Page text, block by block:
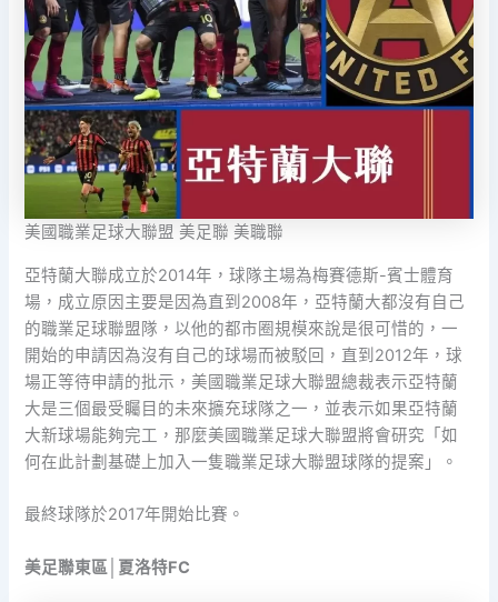
美國職業足球大聯盟 美足聯 美職聯
亞特蘭大聯成立於2014年，球隊主場為梅賽德斯-賓士體育
場，成立原因主要是因為直到2008年，亞特蘭大都沒有自己
的職業足球聯盟隊，以他的都市圈規模來說是很可惜的，一
開始的申請因為沒有自己的球場而被駁回，直到2012年，球
場正等待申請的批示，美國職業足球大聯盟總裁表示亞特蘭
大是三個最受矚目的未來擴充球隊之一，並表示如果亞特蘭
大新球場能夠完工，那麼美國職業足球大聯盟將會研究「如
何在此計劃基礎上加入一隻職業足球大聯盟球隊的提案」。
最終球隊於2017年開始比賽。
美足聯東區│夏洛特FC